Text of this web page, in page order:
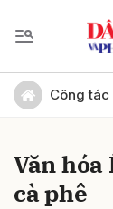
Công tác
Văn
cà phê
Gửi bình